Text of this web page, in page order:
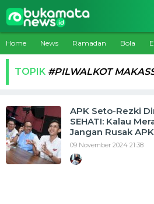
Home News Ramadan Bola
TOPIK #PILWALKOT
APK Seto-Rezki
SEHATI: Kalau
Jangan Rusak APK
09 November 2024 21:38